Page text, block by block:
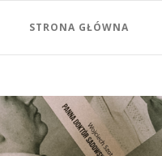
STRONA GŁÓWNA